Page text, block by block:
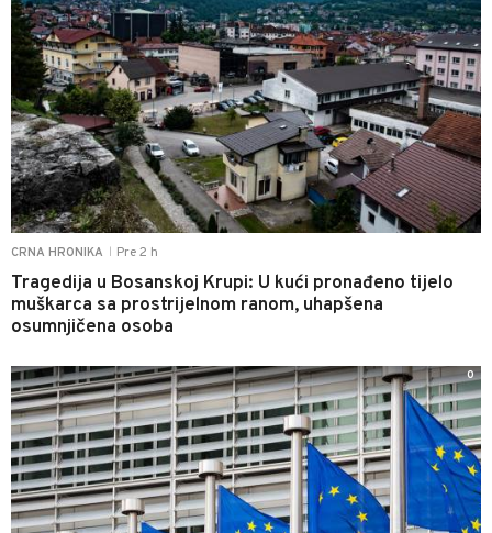
CRNA HRONIKA Pre 2 h
Tragedija u Bosanskoj Krupi: U kući pronađeno tijelo
muškarca sa prostrijelnom ranom, uhapšena
osumnjičena osoba
0